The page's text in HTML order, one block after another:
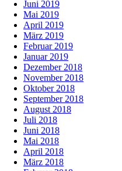
Juni 2019
Mai 2019
April 2019
März 2019
Februar 2019
Januar 2019
Dezember 2018
November 2018
Oktober 2018
September 2018
August 2018
Juli 2018
Juni 2018
Mai 2018
April 2018
März 2018